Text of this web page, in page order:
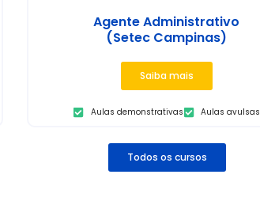
Agente Administrativo
(Setec Campinas)
Saiba mais
Aulas demonstrativas Aulas avulsas
Todos os cursos